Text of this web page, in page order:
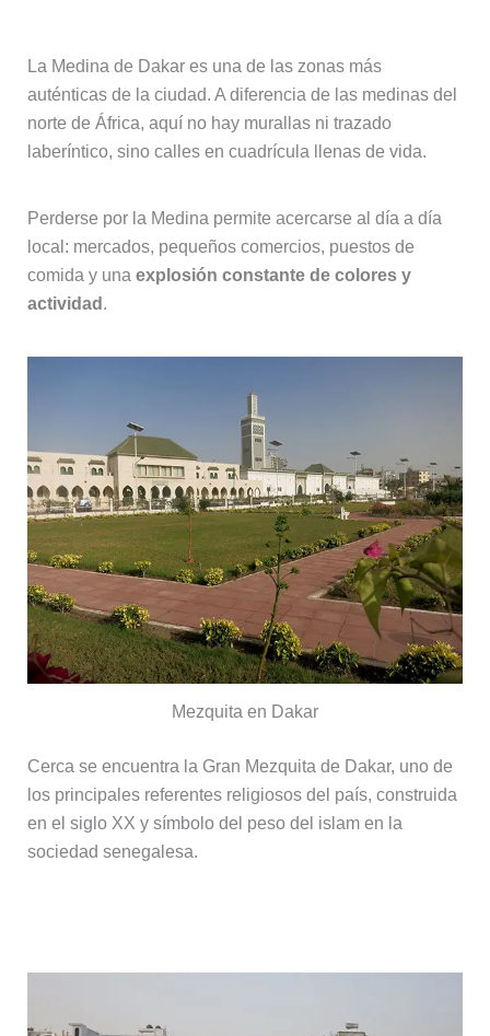
La Medina de Dakar es una de las zonas más
auténticas de la ciudad. A diferencia de las medinas del
norte de África, aquí no hay murallas ni trazado
laberíntico, sino calles en cuadrícula llenas de vida.
Perderse por la Medina permite acercarse al día a día
local: mercados, pequeños comercios, puestos de
comida y una explosión constante de colores y
actividad .
Mezquita en Dakar
Cerca se encuentra la Gran Mezquita de Dakar, uno de
los principales referentes religiosos del país, construida
en el siglo XX y símbolo del peso del islam en la
sociedad senegalesa.